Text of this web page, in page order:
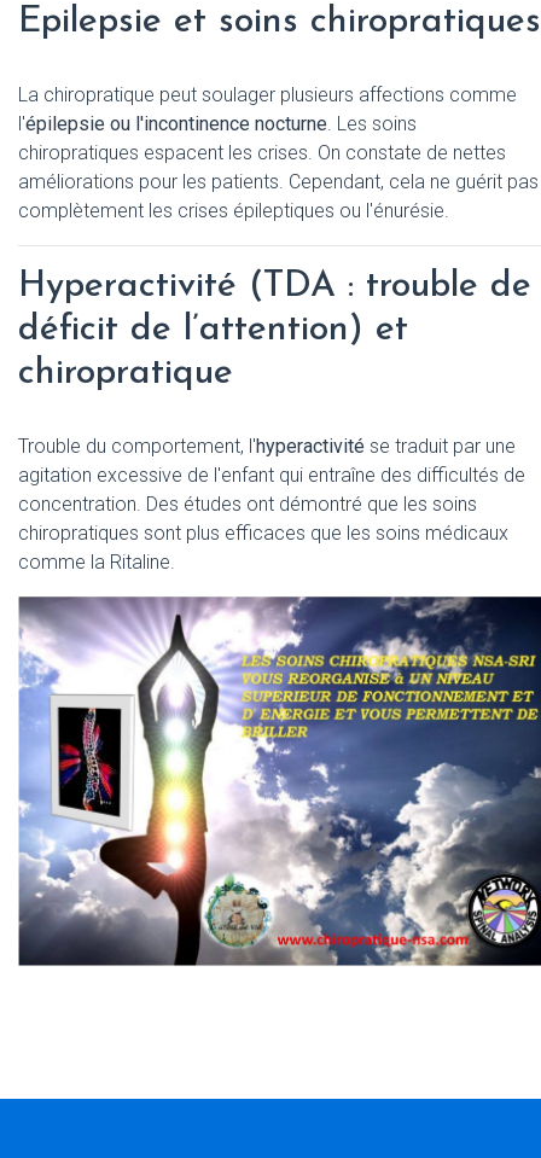
Epilepsie et soins chiropratiques
La chiropratique peut soulager plusieurs affections comme
l'épilepsie ou l'incontinence nocturne. Les soins
chiropratiques espacent les crises. On constate de nettes
améliorations pour les patients. Cependant, cela ne guérit pas
complètement les crises épileptiques ou l'énurésie.
Hyperactivité (TDA : trouble de
déficit de l’attention) et
chiropratique
Trouble du comportement, l'hyperactivité se traduit par une
agitation excessive de l'enfant qui entraîne des difficultés de
concentration. Des études ont démontré que les soins
chiropratiques sont plus efficaces que les soins médicaux
comme la Ritaline.